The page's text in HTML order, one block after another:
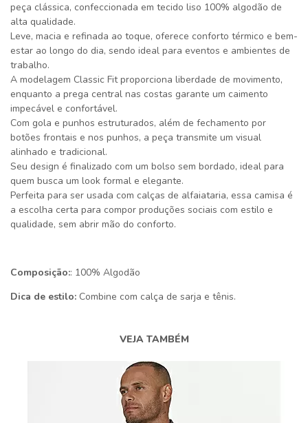
peça clássica, confeccionada em tecido liso 100% algodão de
alta qualidade.
Leve, macia e refinada ao toque, oferece conforto térmico e bem-
estar ao longo do dia, sendo ideal para eventos e ambientes de
trabalho.
A modelagem Classic Fit proporciona liberdade de movimento,
enquanto a prega central nas costas garante um caimento
impecável e confortável.
Com gola e punhos estruturados, além de fechamento por
botões frontais e nos punhos, a peça transmite um visual
alinhado e tradicional.
Seu design é finalizado com um bolso sem bordado, ideal para
quem busca um look formal e elegante.
Perfeita para ser usada com calças de alfaiataria, essa camisa é
a escolha certa para compor produções sociais com estilo e
qualidade, sem abrir mão do conforto.
Composição:: 100% Algodão
Dica de estilo: Combine com calça de sarja e tênis.
VEJA TAMBÉM